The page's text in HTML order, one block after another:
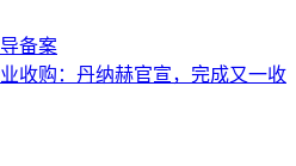
备案
收购：丹纳赫官宣，完成又一收